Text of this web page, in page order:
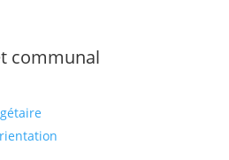
communal